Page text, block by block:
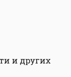
и других